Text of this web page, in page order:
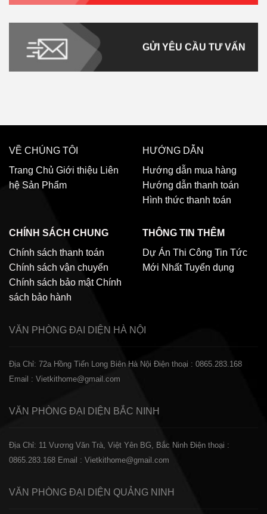
GỬI YÊU CẦU TƯ VẤN
VỀ CHÚNG TÔI
Trang Chủ Giới thiệu Liên
hệ Sản Phẩm
HƯỚNG DẪN
Hướng dẫn mua hàng
Hướng dẫn thanh toán
Hình thức thanh toán
CHÍNH SÁCH CHUNG
Chính sách thanh toán
Chính sách vận chuyển
Chính sách bảo mật Chính
sách bảo hành
THÔNG TIN THÊM
Dự Án Thi Công Tin Tức
Mới Nhất Tuyển dụng
VĂN PHÒNG ĐẠI DIỆN HÀ NỘI
Địa Chỉ: 72a Hồng Tiến Long Biên Hà Nội Điện thoại : 0865.283.168
Email : Vietkithome@gmail.com
VĂN PHÒNG ĐẠI DIỆN BẮC NINH
Địa Chỉ: 11 Vương Văn Trà, Việt Yên BG, Bắc Ninh Điện thoại :
0865.283.168 Email : Vietkithome@gmail.com
VĂN PHÒNG ĐẠI DIỆN QUẢNG NINH